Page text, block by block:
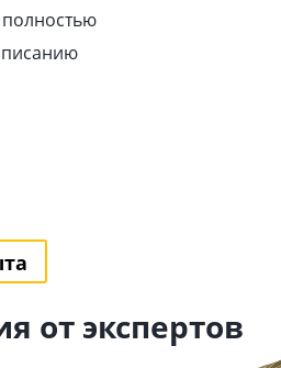
полностью
от экспертов